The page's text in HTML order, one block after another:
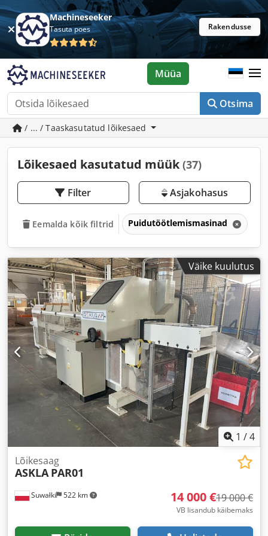
Machineseeker
Tasuta poes Rakendusse
Otsima
Müüa
/ ... / Taaskasutatud lõikesaed
Lõikesaed kasutatud müük (37)
Filter Asjakohasus
Eemalda kõik filtrid Puidutöötlemismasinad
Väike kuulutus
1 /4
Suwałki 522 km
Lõikesaag
ASKLA PAR01
14 000 €19 000 €
VB lisandub käibemaks